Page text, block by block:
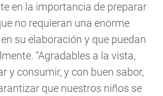
en la importancia de preparar
no requieran una enorme
su elaboración y que puedan
“Agradables a la vista,
y consumir, y con buen sabor,
que nuestros niños se